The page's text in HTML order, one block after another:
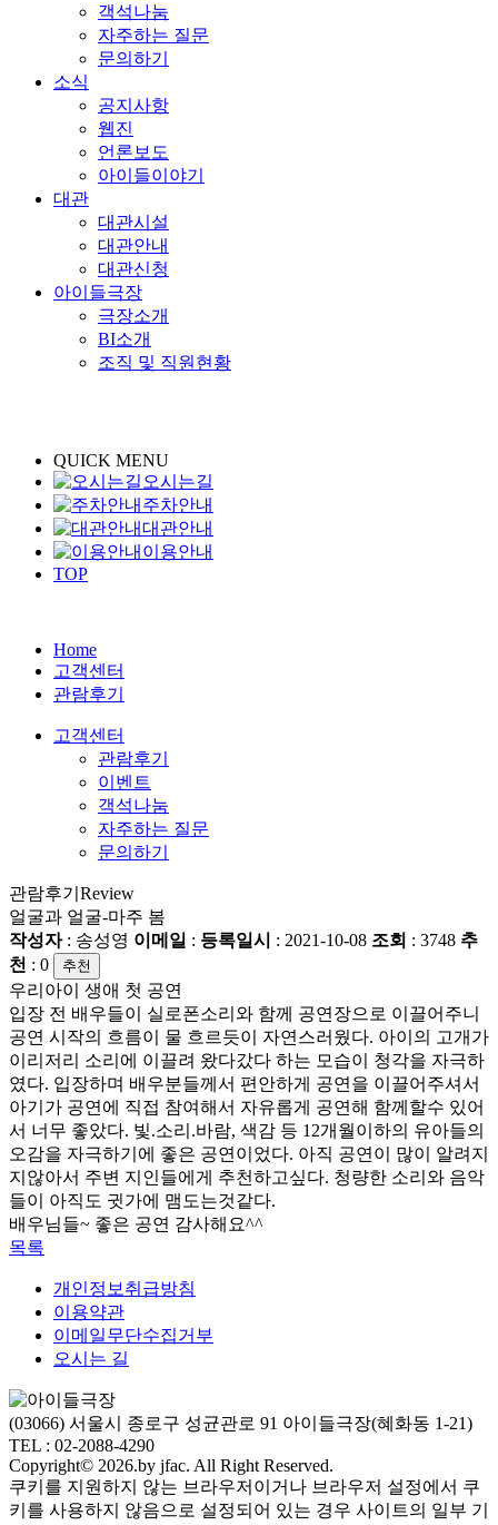
객석나눔
자주하는 질문
문의하기
소식
공지사항
웹진
언론보도
아이들이야기
대관
대관시설
대관안내
대관신청
아이들극장
극장소개
BI소개
조직 및 직원현황
QUICK MENU
오시는길
주차안내
대관안내
이용안내
TOP
Home
고객센터
관람후기
고객센터
관람후기
이벤트
객석나눔
자주하는 질문
문의하기
관람후기 Review
얼굴과 얼굴-마주 봄
작성자: 송성영 이메일 : 등록일시 : 2021-10-08 조회 : 3748 추
천 : 0 추천
우리아이 생애 첫 공연
입장 전 배우들이 실로폰소리와 함께 공연장으로 이끌어주니
공연 시작의 흐름이 물 흐르듯이 자연스러웠다. 아이의 고개가
이리저리 소리에 이끌려 왔다갔다 하는 모습이 청각을 자극하
였다. 입장하며 배우분들께서 편안하게 공연을 이끌어주셔서
아기가 공연에 직접 참여해서 자유롭게 공연해 함께할수 있어
서 너무 좋았다. 빛.소리.바람, 색감 등 12개월이하의 유아들의
오감을 자극하기에 좋은 공연이었다. 아직 공연이 많이 알려지
지않아서 주변 지인들에게 추천하고싶다. 청량한 소리와 음악
들이 아직도 귓가에 맴도는것같다.
배우님들~ 좋은 공연 감사해요^^
목록
개인정보취급방침
이용약관
이메일무단수집거부
오시는 길
(03066) 서울시 종로구 성균관로 91 아이들극장(혜화동 1-21)
TEL : 02-2088-4290
Copyright© 2026.by jfac. All Right Reserved.
쿠키를 지원하지 않는 브라우저이거나 브라우저 설정에서 쿠
키를 사용하지 않음으로 설정되어 있는 경우 사이트의 일부 기